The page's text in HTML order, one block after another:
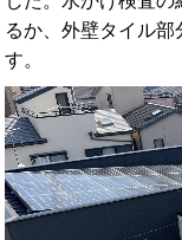
るか、外壁タイル部
す。